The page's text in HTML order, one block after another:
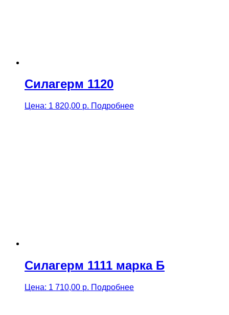
Силагерм 1120
Цена: 1 820,00 р. Подробнее
Силагерм 1111 марка Б
Цена: 1 710,00 р. Подробнее